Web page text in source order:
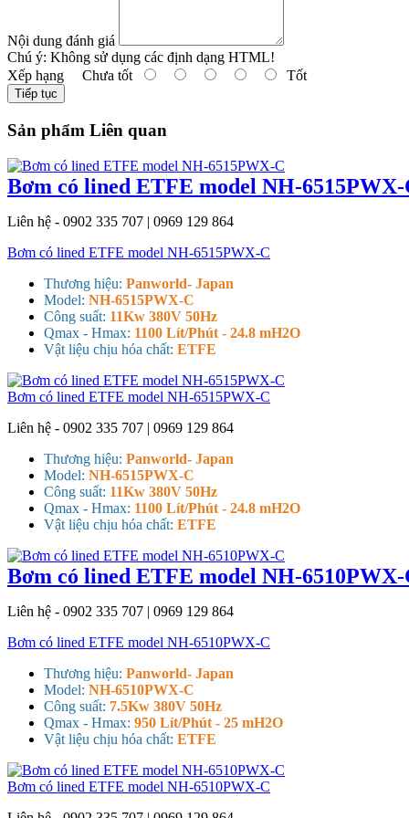
Nội dung đánh giá
Chú ý: Không sử dụng các định dạng HTML!
Xếp hạng Chưa tốt Tốt
Tiếp tục
Sản phẩm Liên quan
Bơm có lined ETFE model NH-6515PWX-
Liên hệ - 0902 335 707 | 0969 129 864
Bơm có lined ETFE model NH-6515PWX-C
Thương hiệu: Panworld- Japan
Model: NH-6515PWX-C
Công suất: 11Kw 380V 50Hz
Qmax - Hmax: 1100 Lít/Phút - 24.8 mH2O
Vật liệu chịu hóa chất: ETFE
Bơm có lined ETFE model NH-6515PWX-C
Liên hệ - 0902 335 707 | 0969 129 864
Thương hiệu: Panworld- Japan
Model: NH-6515PWX-C
Công suất: 11Kw 380V 50Hz
Qmax - Hmax: 1100 Lít/Phút - 24.8 mH2O
Vật liệu chịu hóa chất: ETFE
Bơm có lined ETFE model NH-6510PWX-
Liên hệ - 0902 335 707 | 0969 129 864
Bơm có lined ETFE model NH-6510PWX-C
Thương hiệu: Panworld- Japan
Model: NH-6510PWX-C
Công suất: 7.5Kw 380V 50Hz
Qmax - Hmax: 950 Lít/Phút - 25 mH2O
Vật liệu chịu hóa chất: ETFE
Bơm có lined ETFE model NH-6510PWX-C